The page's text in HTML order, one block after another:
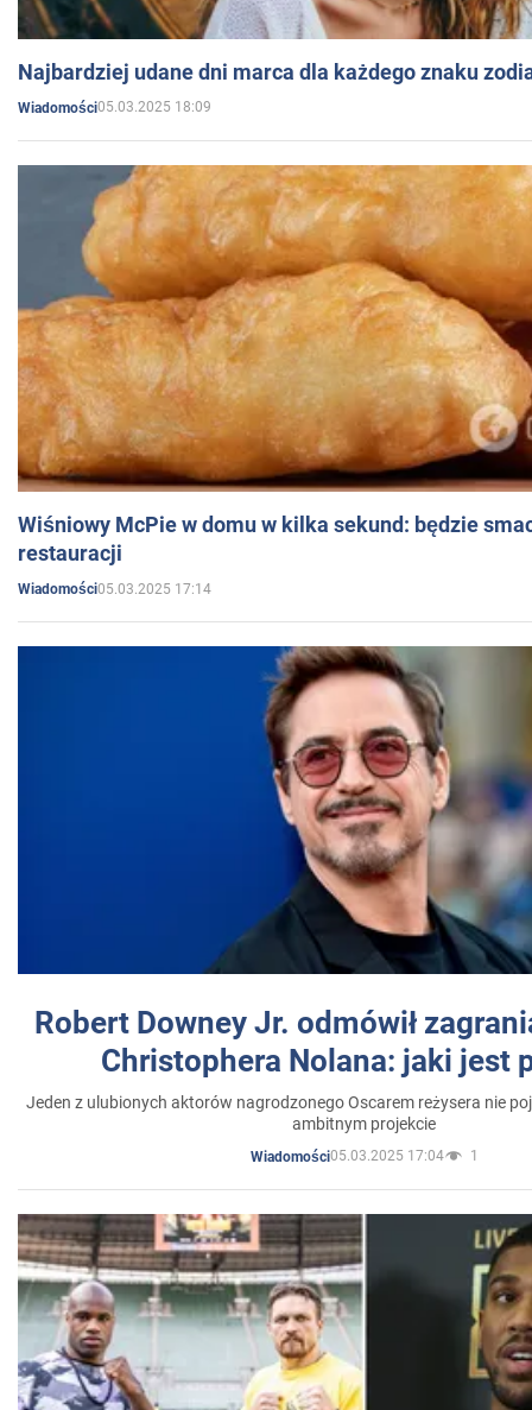
Najbardziej udane dni marca dla każdego znaku
Wiadomości05.03.2025 18:09
Wiśniowy McPie w domu w kilka sekund: będzie
restauracji
Wiadomości05.03.2025 17:14
Robert Downey Jr. odmówił
Christophera Nolana: jaki jest
Jeden z ulubionych aktorów nagrodzonego Oscarem reżysera nie
ambitnym projekcie
Wiadomości05.03.2025 17:04 1